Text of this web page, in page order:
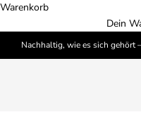
Warenkorb
Dein
Nachhaltig, wie es sich gehört